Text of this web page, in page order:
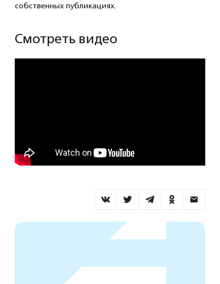
собственных публикациях.
Смотреть видео